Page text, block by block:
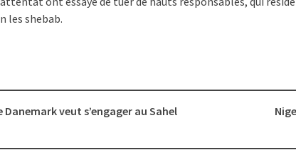
les shebab.
Danemark veut s’engager au Sahel